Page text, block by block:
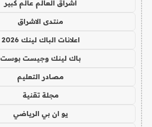
اشراق العالم عالم كبير
منتدى الاشراق
اعلانات الباك لينك 2026
باك لينك وجيست بوست
مصادر التعليم
مجلة تقنية
يو ان بي الرياضي